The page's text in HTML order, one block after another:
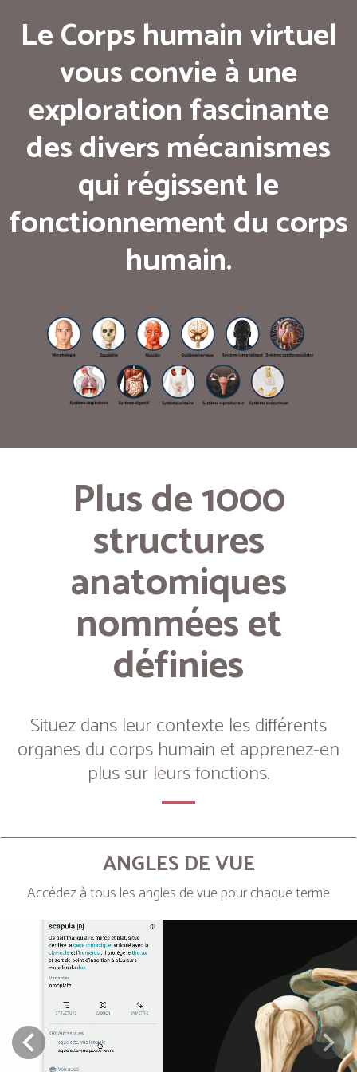
Le Corps humain virtuel
vous convie à une
exploration fascinante
des divers mécanismes
qui régissent le
fonctionnement du corps
humain.
Plus de 1000
structures
anatomiques
nommées et
définies
Situez dans leur contexte les différents
organes du corps humain et apprenez-en
plus sur leurs fonctions.
ANGLES DE VUE
Accédez à tous les angles de vue pour chaque terme